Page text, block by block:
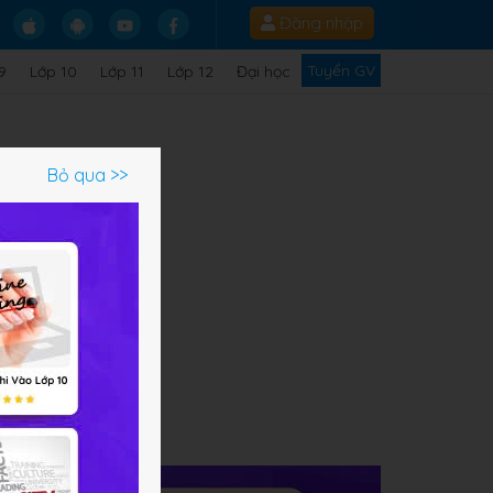
Đăng nhập
Lớp 10 Lớp 11 Lớp 12 Đại học Tuyển GV
Bỏ qua >>